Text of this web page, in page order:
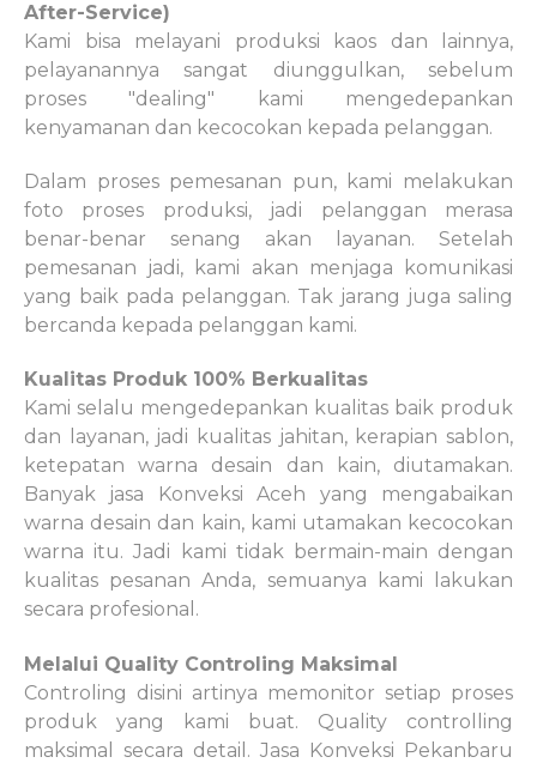
After-Service)
Kami bisa melayani produksi kaos dan lainnya,
pelayanannya sangat diunggulkan, sebelum
proses "dealing" kami mengedepankan
kenyamanan dan kecocokan kepada pelanggan.
Dalam proses pemesanan pun, kami melakukan
foto proses produksi, jadi pelanggan merasa
benar-benar senang akan layanan. Setelah
pemesanan jadi, kami akan menjaga komunikasi
yang baik pada pelanggan. Tak jarang juga saling
bercanda kepada pelanggan kami.
Kualitas Produk 100% Berkualitas
Kami selalu mengedepankan kualitas baik produk
dan layanan, jadi kualitas jahitan, kerapian sablon,
ketepatan warna desain dan kain, diutamakan.
Banyak jasa Konveksi Aceh yang mengabaikan
warna desain dan kain, kami utamakan kecocokan
warna itu. Jadi kami tidak bermain-main dengan
kualitas pesanan Anda, semuanya kami lakukan
secara profesional.
Melalui Quality Controling Maksimal
Controling disini artinya memonitor setiap proses
produk yang kami buat. Quality controlling
maksimal secara detail. Jasa Konveksi Pekanbaru